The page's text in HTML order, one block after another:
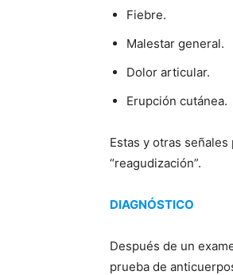
Fiebre.
Malestar general.
Dolor articular.
Erupción cutánea.
Estas y otras
“reagudización”.
DIAGNÓSTICO
Después de un
prueba de